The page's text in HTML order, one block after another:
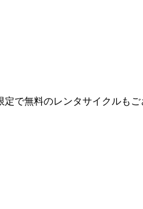
で無料のレンタサイクルも